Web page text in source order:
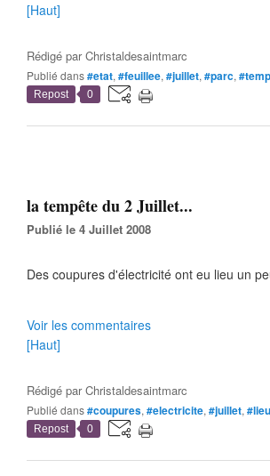
[Haut]
Rédigé parChristaldesaintmarc
Publié dans#etat, #feuillee, #juillet, #parc,
Repost 0
la tempête du 2 Juillet...
Publié le 4 Juillet 2008
Des coupures d'électricité ont eu lieu un
Voir les commentaires
[Haut]
Rédigé parChristaldesaintmarc
Publié dans#coupures, #electricite, #juillet, #lieu
Repost 0